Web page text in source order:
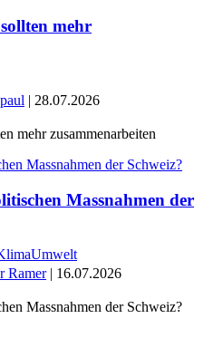
mehr
| 28.07.2026
Massnahmen der
Umwelt
Ramer| 16.07.2026